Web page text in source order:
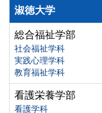
淑徳大学
総合福祉学部
社会福祉学科
実践心理学科
教育福祉学科
看護栄養学部
看護学科